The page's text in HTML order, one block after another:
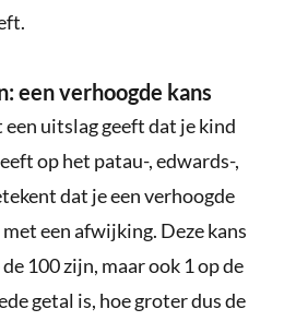
een verhoogde kans
uitslag geeft dat je kind
op het patau-, edwards-,
dat je een verhoogde
een afwijking. Deze kans
100 zijn, maar ook 1 op de
getal is, hoe groter dus de